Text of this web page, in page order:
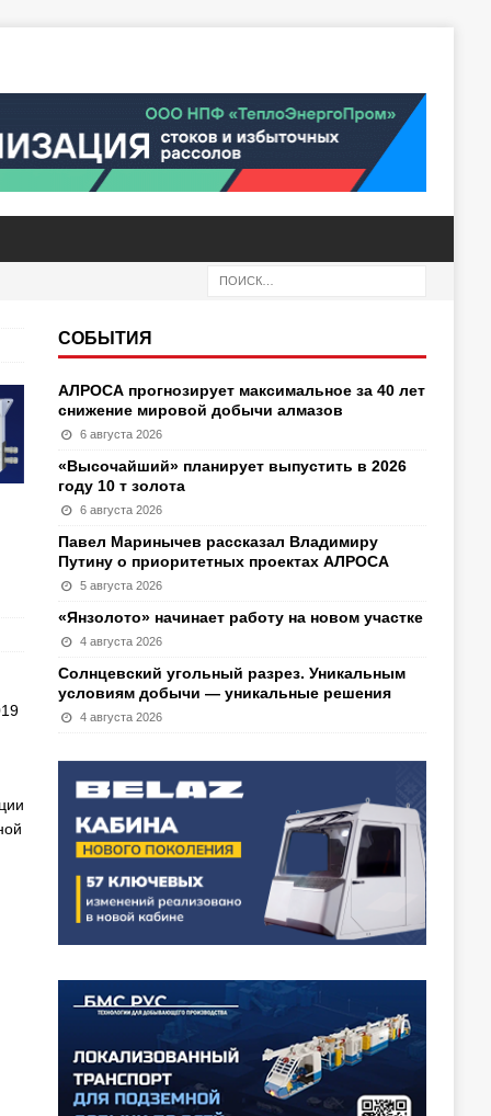
СОБЫТИЯ
АЛРОСА прогнозирует максимальное за 40 лет
снижение мировой добычи алмазов
6 августа 2026
«Высочайший» планирует выпустить в 2026
году 10 т золота
6 августа 2026
Павел Маринычев рассказал Владимиру
Путину о приоритетных проектах АЛРОСА
5 августа 2026
«Янзолото» начинает работу на новом участке
4 августа 2026
Солнцевский угольный разрез. Уникальным
условиям добычи — уникальные решения
4 августа 2026